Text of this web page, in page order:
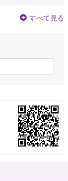
すべて見る